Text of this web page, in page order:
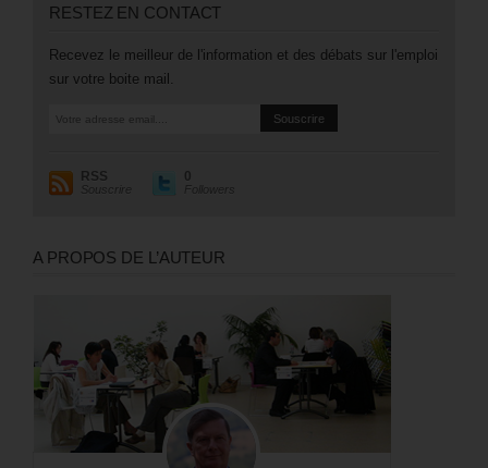
RESTEZ EN CONTACT
Recevez le meilleur de l'information et des débats sur l'emploi
sur votre boite mail.
RSS
Souscrire
0
Followers
A PROPOS DE L’AUTEUR